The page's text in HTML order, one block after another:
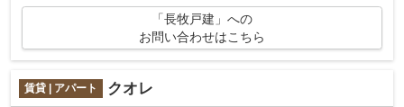
「長牧戸建」への
お問い合わせはこちら
賃貸 | アパート クオレ